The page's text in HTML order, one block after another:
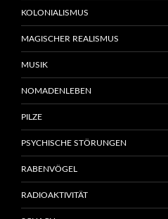
KOLONIALISMUS
MAGISCHER REALISMUS
MUSIK
NOMADENLEBEN
PILZE
PSYCHISCHE STÖRUNGEN
RABENVÖGEL
RADIOAKTIVITÄT